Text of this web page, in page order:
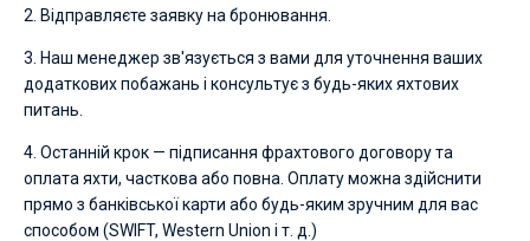
2. Відправляєте заявку на бронювання.
3. Наш менеджер зв'язується з вами для уточнення ваших
додаткових побажань і консультує з будь-яких яхтових
питань.
4. Останній крок — підписання фрахтового договору та
оплата яхти, часткова або повна. Оплату можна здійснити
прямо з банківської карти або будь-яким зручним для вас
способом (SWIFT, Western Union і т. д.)